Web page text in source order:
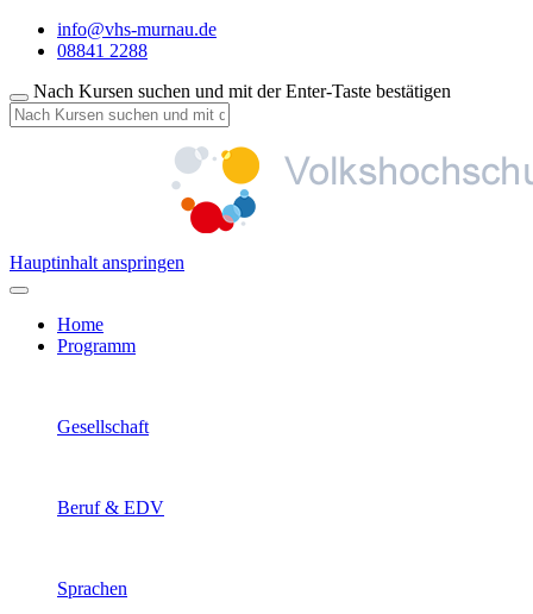
info@vhs-murnau.de
08841 2288
Nach Kursen suchen und mit der Enter-Taste bestätigen
Hauptinhalt anspringen
Home
Programm
Gesellschaft
Beruf & EDV
Sprachen